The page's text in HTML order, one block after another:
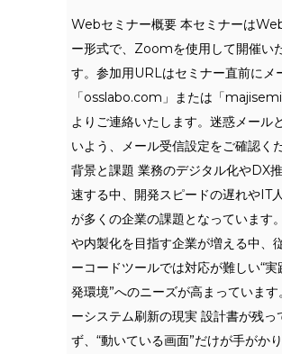
Webセミナー概要 本セミナーは
ー形式で、Zoomを使用して開催い
す。参加用URLはセミナー直前にメ
「osslabo.com」または「
よりご連絡いたします。迷惑メール
いよう、メール受信設定をご確認く
背景と課題 業務のデジタル化やDX
速する中、開発スピードの遅れやIT
が多くの企業の課題となっています
や内製化を目指す企業が増える中、
ーコードツールでは対応が難しい“実
発環境”へのニーズが高まっています
ーシステム刷新の現実 設計書が残っ
ず、“動いている画面”だけが手がか